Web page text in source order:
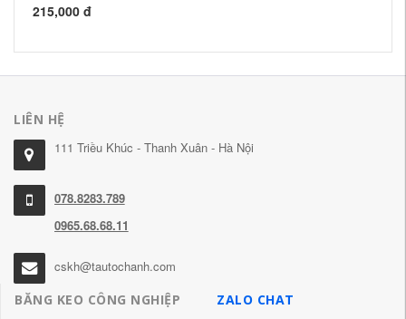
215,000 đ
LIÊN HỆ
111 Triều Khúc - Thanh Xuân - Hà Nội
078.8283.789
0965.68.68.11
cskh@tautochanh.com
BĂNG KEO CÔNG NGHIỆP
ZALO CHAT